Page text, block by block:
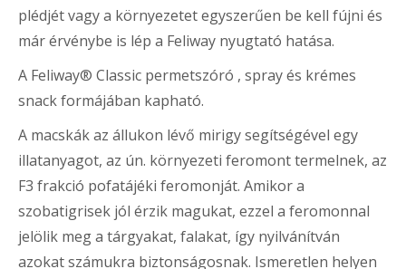
plédjét vagy a környezetet egyszerűen be kell fújni és
már érvénybe is lép a Feliway nyugtató hatása.
A Feliway® Classic permetszóró , spray és krémes
snack formájában kapható.
A macskák az állukon lévő mirigy segítségével egy
illatanyagot, az ún. környezeti feromont termelnek, az
F3 frakció pofatájéki feromonját. Amikor a
szobatigrisek jól érzik magukat, ezzel a feromonnal
jelölik meg a tárgyakat, falakat, így nyilvánítván
azokat számukra biztonságosnak. Ismeretlen helyen